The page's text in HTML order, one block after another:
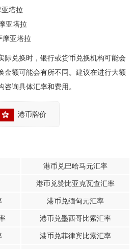
塔拉
亚塔拉
摩亚塔拉
际兑换时，银行或货币兑换机构可能会
金额可能会有所不同。建议在进行大额
询具体汇率和费用。
港币牌价
港币兑巴哈马元汇率
港币兑赞比亚克瓦查汇率
港币兑缅甸元汇率
港币兑墨西哥比索汇率
港币兑菲律宾比索汇率